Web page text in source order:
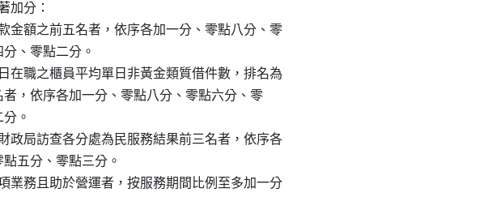
加分：
款金額之前五名者，依序各加一分、零點八分、零
分、零點二分。
日在職之櫃員平均單日非黃金類質借件數，排名為
名者，依序各加一分、零點八分、零點六分、零
分。
財政局訪查各分處為民服務結果前三名者，依序各
點五分、零點三分。
項業務且助於營運者，按服務期間比例至多加一分